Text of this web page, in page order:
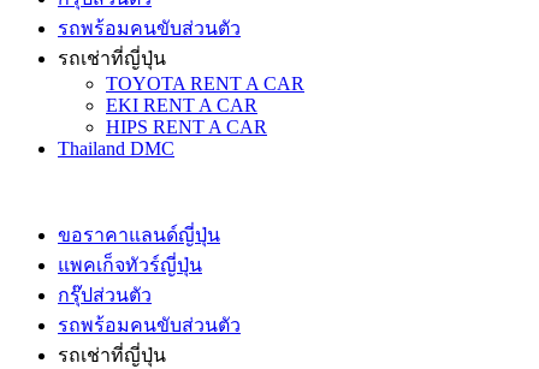
รถพร้อมคนขับส่วนตัว
รถเช่าที่ญี่ปุ่น
TOYOTA RENT A CAR
EKI RENT A CAR
HIPS RENT A CAR
Thailand DMC
ขอราคาแลนด์ญี่ปุ่น
แพคเก็จทัวร์ญี่ปุ่น
กรุ๊ปส่วนตัว
รถพร้อมคนขับส่วนตัว
รถเช่าที่ญี่ปุ่น